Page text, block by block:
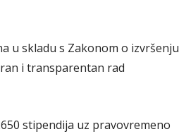
u skladu s Zakonom o izvršenju
i transparentan rad
stipendija uz pravovremeno